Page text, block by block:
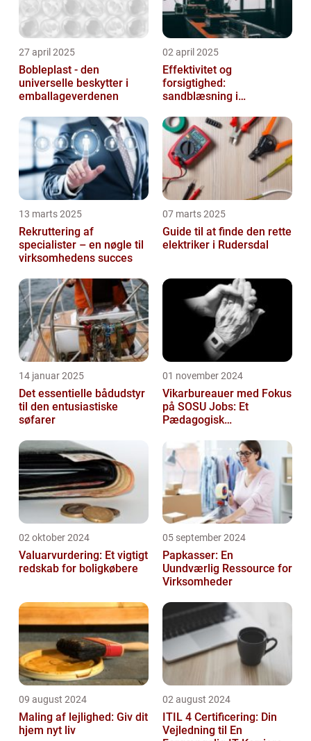
27 april 2025
Bobleplast - den
universelle beskytter i
emballageverdenen
02 april 2025
Effektivitet og
forsigtighed:
sandblæsning i
13 marts 2025
Rekruttering af
specialister – en nøgle til
virksomhedens succes
07 marts 2025
Guide til at finde den rette
elektriker i Rudersdal
14 januar 2025
Det essentielle bådudstyr
til den entusiastiske
søfarer
01 november 2024
Vikarbureauer med Fokus
på SOSU Jobs: Et
Pædagogisk
02 oktober 2024
Valuarvurdering: Et vigtigt
redskab for boligkøbere
05 september 2024
Papkasser: En
Uundværlig Ressource for
Virksomheder
09 august 2024
Maling af lejlighed: Giv dit
hjem nyt liv
02 august 2024
ITIL 4 Certificering: Din
Vejledning til En